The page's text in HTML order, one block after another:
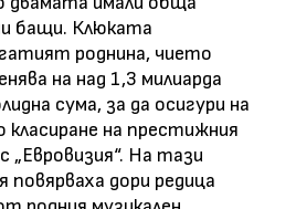
бащи. Клюката
роднина, чието
на над 1,3 милиарда
сума, за да осигури на
на престижния
„Евровизия“. На тази
дори редица